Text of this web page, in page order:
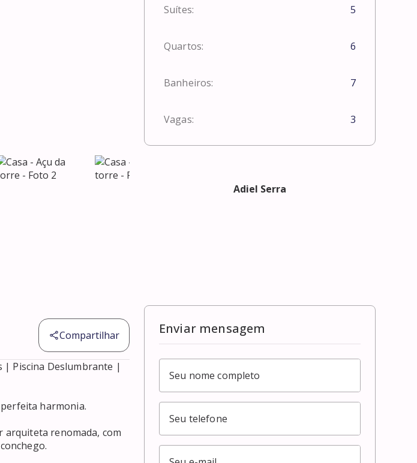
Suítes: 5
Quartos: 6
Banheiros: 7
Vagas: 3
Adiel Serra
Compartilhar
| Piscina Deslumbrante |
harmonia.
arquiteta renomada, com
Enviar mensagem